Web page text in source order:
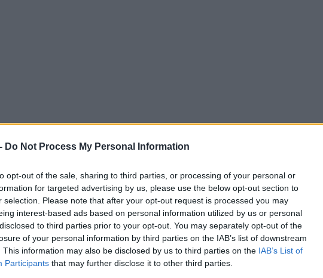
Do Not Process My Personal Information
opt-out of the sale, sharing to third parties, or processing of your personal or
for targeted advertising by us, please use the below opt-out section to
selection. Please note that after your opt-out request is processed you may
interest-based ads based on personal information utilized by us or personal
to third parties prior to your opt-out. You may separately opt-out of the
of your personal information by third parties on the IAB’s list of downstream
This information may also be disclosed by us to third parties on the IAB’s List of
Participants that may further disclose it to other third parties.